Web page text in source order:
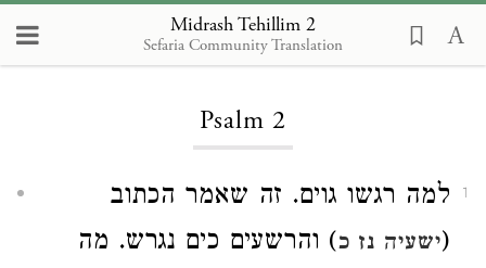
Midrash Tehillim 2
Sefaria Community Translation
Loading...
Psalm 2
1
למה רגשו גוים. זה שאמר הכתוב
(ישעיה נז כ) והרשעים כים נגרש. מה